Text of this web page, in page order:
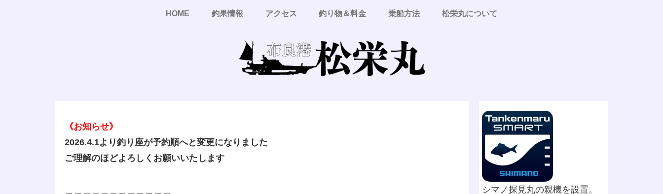
HOME 釣果情報 アクセス 釣り物＆料金 乗船方法 松栄丸について
《お知らせ》
2026.4.1より釣り座が予約順へと変更になりました
ご理解のほどよろしくお願いいたします
シマノ探見丸の親機を設置。